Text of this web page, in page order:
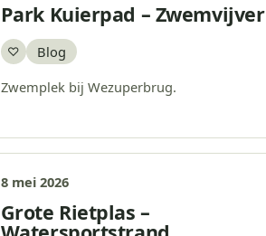
Park Kuierpad – Zwemvijver
♡Bewaar
Blog
Zwemplek bij Wezuperbrug.
8 mei 2026
Grote Rietplas –